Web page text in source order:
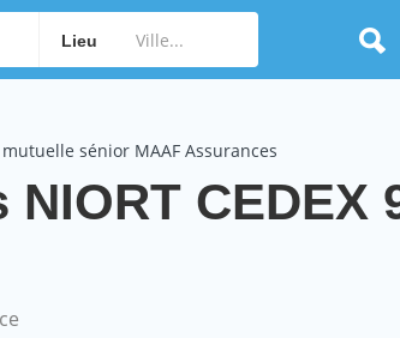
Lieu
sénior MAAF Assurances
CEDEX